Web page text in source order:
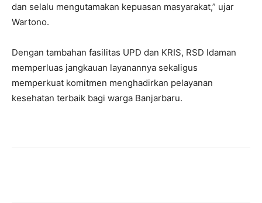
dan selalu mengutamakan kepuasan masyarakat,” ujar
Wartono.
Dengan tambahan fasilitas UPD dan KRIS, RSD Idaman
memperluas jangkauan layanannya sekaligus
memperkuat komitmen menghadirkan pelayanan
kesehatan terbaik bagi warga Banjarbaru.